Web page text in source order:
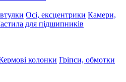
Осі, ексцентрики Камери,
для підшипників
колонки Гріпси, обмотки